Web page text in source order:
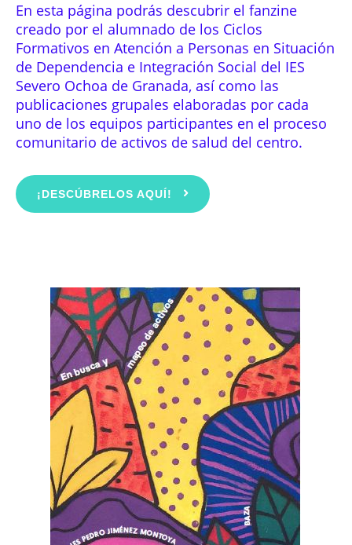
En esta página podrás descubrir el fanzine
creado por el alumnado de los Ciclos
Formativos en Atención a Personas en Situación
de Dependencia e Integración Social del IES
Severo Ochoa de Granada, así como las
publicaciones grupales elaboradas por cada
uno de los equipos participantes en el proceso
comunitario de activos de salud del centro.
¡DESCÚBRELOS AQUÍ!